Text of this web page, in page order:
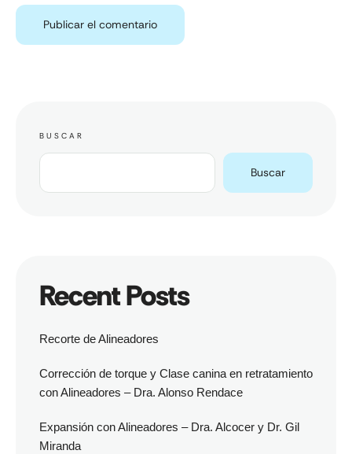
BUSCAR
Buscar
Recent Posts
Recorte de Alineadores
Corrección de torque y Clase canina en retratamiento
con Alineadores – Dra. Alonso Rendace
Expansión con Alineadores – Dra. Alcocer y Dr. Gil
Miranda